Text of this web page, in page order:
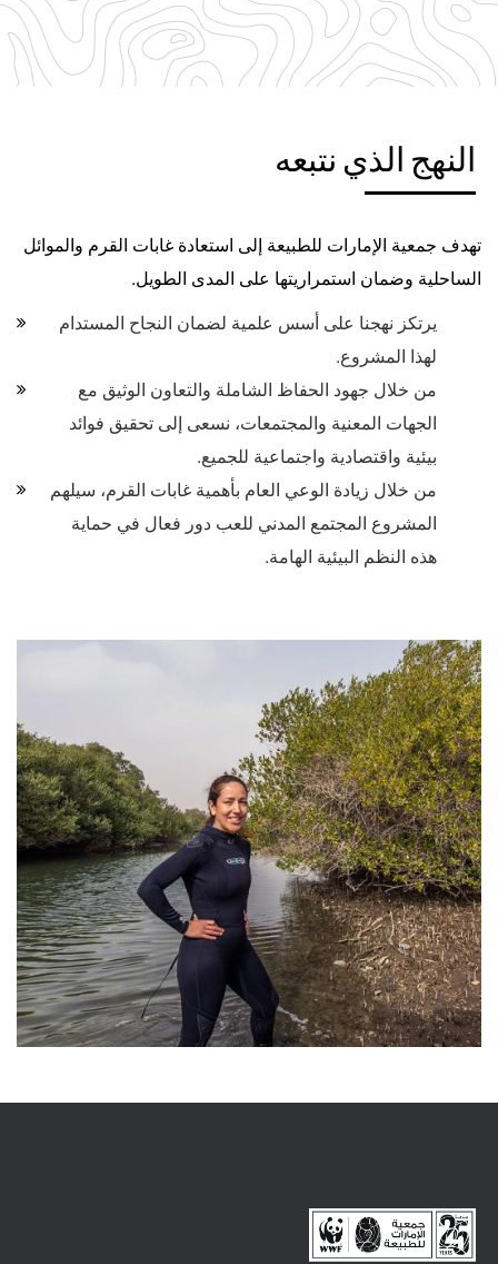
النهج الذي نتبعه
تهدف جمعية الإمارات للطبيعة إلى استعادة غابات القرم والموائل
الساحلية وضمان استمراريتها على المدى الطويل.
يرتكز نهجنا على أسس علمية لضمان النجاح المستدام
لهذا المشروع.
من خلال جهود الحفاظ الشاملة والتعاون الوثيق مع
الجهات المعنية والمجتمعات، نسعى إلى تحقيق فوائد
بيئية واقتصادية واجتماعية للجميع.
من خلال زيادة الوعي العام بأهمية غابات القرم، سيلهم
المشروع المجتمع المدني للعب دور فعال في حماية
هذه النظم البيئية الهامة.